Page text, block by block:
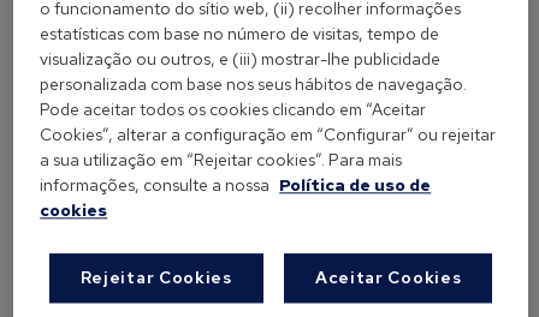
quantidade, sendoDermatophagoides
pteronyssinus e Dermatophagoides farinae as
espécies mais abundantes nas habitações. Pelo
contrário, nas regiões do interior da península há
pouca presença de ácaros, já que o clima é seco,
devido a uma humidade relativa abaixo dos 50%.
o funcionamento do sítio web, (ii) recolher informações
estatísticas com base no número de visitas, tempo de
visualização ou outros, e (iii) mostrar-lhe publicidade
personalizada com base nos seus hábitos de navegação.
Pode aceitar todos os cookies clicando em “Aceitar
Cookies”, alterar a configuração em “Configurar” ou rejeitar
a sua utilização em “Rejeitar cookies”. Para mais
informações, consulte a nossa Política de uso de
cookies
Rejeitar Cookies Aceitar Cookies